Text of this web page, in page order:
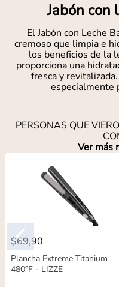
Jabón con
El Jabón con Leche
cremoso que limpia e
los beneficios de la
proporciona una
fresca y
especialmente
PERSONAS QUE
Ver más
$69,90
Plancha Extreme Titanium
480°F - LIZZE